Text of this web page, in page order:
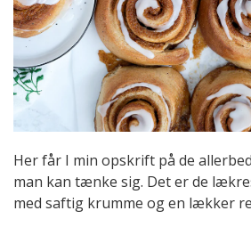
Her får I min opskrift på de
man kan tænke sig. Det er de
med saftig krumme og en lækker